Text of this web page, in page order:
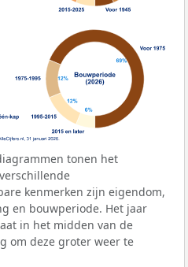
tonen het
kenmerken zijn eigendom,
en bouwperiode. Het jaar
in het midden van de
om deze groter weer te